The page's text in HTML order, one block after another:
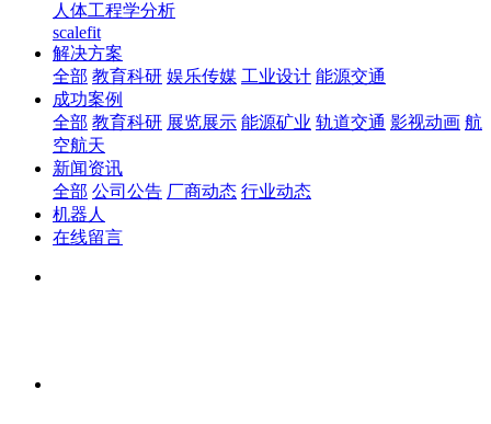
人体工程学分析
scalefit
解决方案
全部 教育科研 娱乐传媒 工业设计 能源交通
成功案例
全部 教育科研 展览展示 能源矿业 轨道交通 影视动画 航
空航天
新闻资讯
全部 公司公告 厂商动态 行业动态
机器人
在线留言